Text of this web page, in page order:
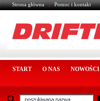
Strona główna Pomoc i kontakt
START O NAS NOWOŚCI